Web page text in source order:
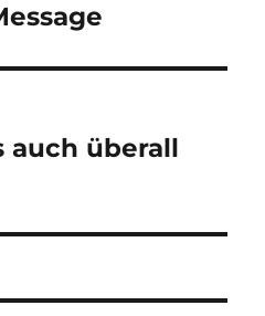
auch überall